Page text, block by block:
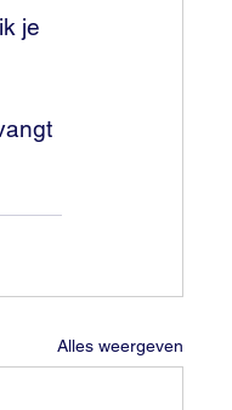
je
Alles weergeven